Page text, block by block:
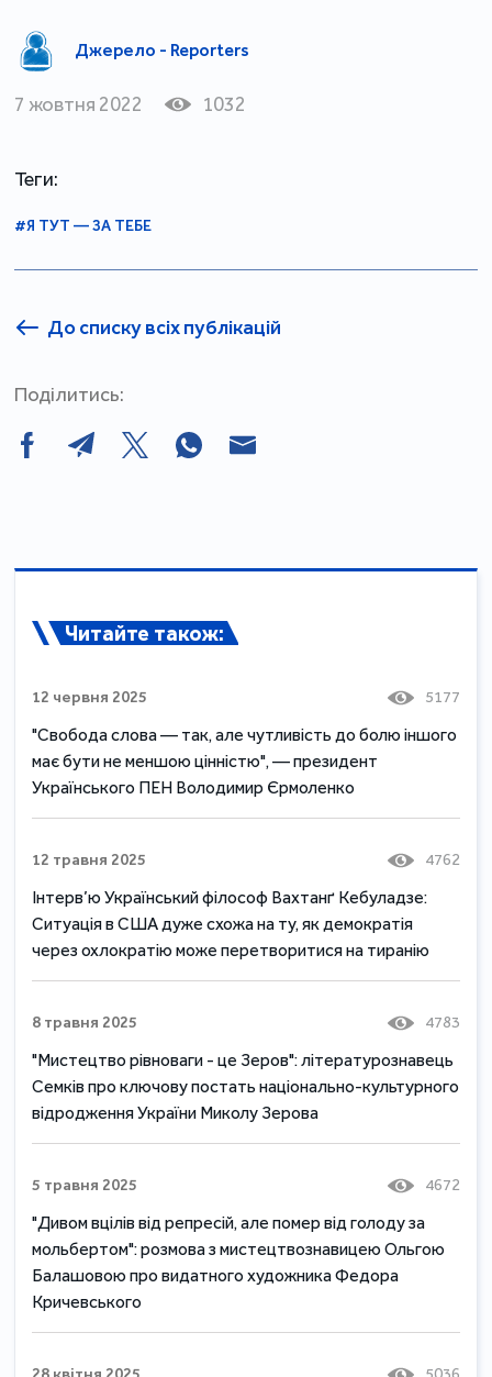
Джерело - Reporters
7 жовтня 2022 1032
Теги:
#Я ТУТ — ЗА ТЕБЕ
До списку всіх публікацій
Поділитись:
Читайте також:
12 червня 2025 5177
"Свобода слова — так, але чутливість до болю іншого
має бути не меншою цінністю", — президент
Українського ПЕН Володимир Єрмоленко
12 травня 2025 4762
Інтерв’ю Український філософ Вахтанґ Кебуладзе:
Ситуація в США дуже схожа на ту, як демократія
через охлократію може перетворитися на тиранію
8 травня 2025 4783
"Мистецтво рівноваги - це Зеров": літературознавець
Семків про ключову постать національно-культурного
відродження України Миколу Зерова
5 травня 2025 4672
"Дивом вцілів від репресій, але помер від голоду за
мольбертом": розмова з мистецтвознавицею Ольгою
Балашовою про видатного художника Федора
Кричевського